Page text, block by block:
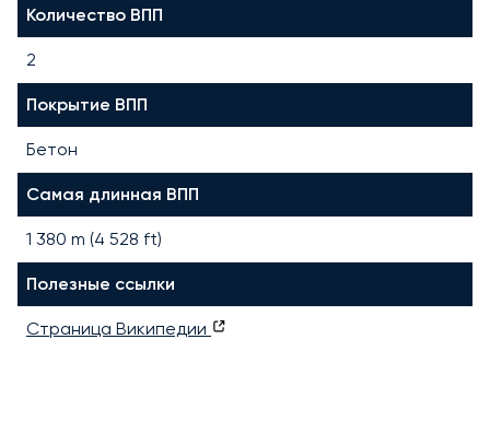
Количество ВПП
2
Покрытие ВПП
Бетон
Самая длинная ВПП
1 380 m (4 528 ft)
Полезные ссылки
Страница Википедии